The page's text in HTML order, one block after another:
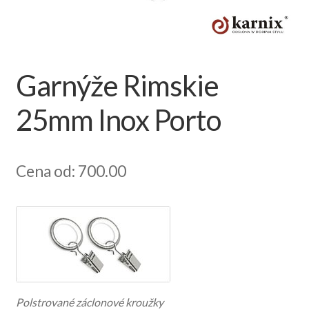
Garnýže Rimskie
25mm Inox Porto
Cena od: 700.00
Polstrované záclonové kroužky